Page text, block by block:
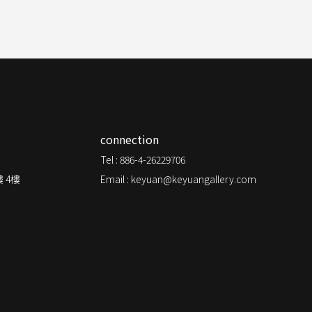
4樓
connection
Tel : 886-4-26229706
Email : keyuan@keyuangallery.com